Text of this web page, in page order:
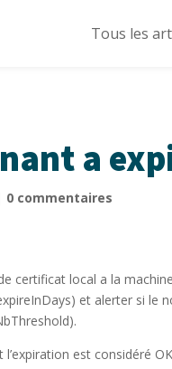
Tous les
a
0 commentaires
certificat local a la
et alerter si le
est considéré